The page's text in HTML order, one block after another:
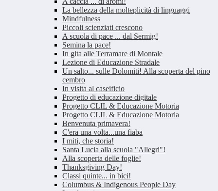
La bellezza della molteplicità di linguaggi
Mindfulness
Piccoli scienziati crescono
A scuola di pace ... dal Sermig!
Semina la pace!
In gita alle Terramare di Montale
Lezione di Educazione Stradale
Un salto... sulle Dolomiti! Alla scoperta del pino
cembro
In visita al caseificio
Progetto di educazione digitale
Progetto CLIL & Educazione Motoria
Progetto CLIL & Educazione Motoria
Benvenuta primavera!
C'era una volta...una fiaba
I miti, che storia!
Santa Lucia alla scuola "Allegri"!
Alla scoperta delle foglie!
Thanksgiving Day!
Classi quinte... in bici!
Columbus & Indigenous People Day